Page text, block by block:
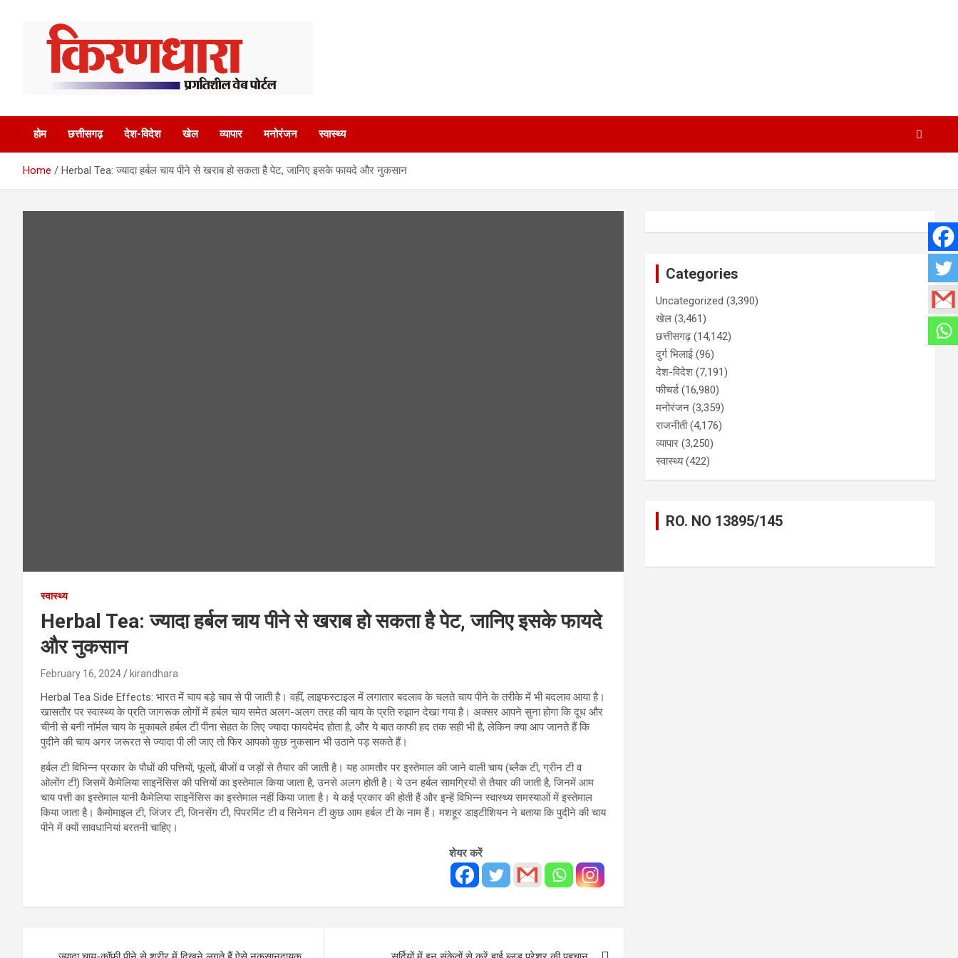
होम छत्तीसगढ़ देश-विदेश खेल व्यापार मनोरंजन स्वास्थ्य
Home Herbal Tea: ज्यादा हर्बल चाय पीने से खराब हो सकता है पेट, जानिए इसके फायदे और नुकसान
स्वास्थ्य
Herbal Tea: ज्यादा हर्बल चाय पीने से खराब हो सकता है पेट, जानिए इसके फायदे
और नुकसान
February 16, 2024 kirandhara
Herbal Tea Side Effects: भारत में चाय बड़े चाव से पी जाती है। वहीं, लाइफस्टाइल में लगातार बदलाव के चलते चाय पीने के तरीके में भी बदलाव आया है।
खासतौर पर स्वास्थ्य के प्रति जागरूक लोगों में हर्बल चाय समेत अलग-अलग तरह की चाय के प्रति रुझान देखा गया है। अक्सर आपने सुना होगा कि दूध और
चीनी से बनी नॉर्मल चाय के मुकाबले हर्बल टी पीना सेहत के लिए ज्यादा फायदेमंद होता है, और ये बात काफी हद तक सही भी है, लेकिन क्या आप जानते हैं कि
पुदीने की चाय अगर जरूरत से ज्यादा पी ली जाए तो फिर आपको कुछ नुकसान भी उठाने पड़ सकते हैं।
हर्बल टी विभिन्न प्रकार के पौधों की पत्तियों, फूलों, बीजों व जड़ों से तैयार की जाती है। यह आमतौर पर इस्तेमाल की जाने वाली चाय (ब्लैक टी, ग्रीन टी व
ओलोंग टी) जिसमें कैमेलिया साइनेंसिस की पत्तियों का इस्तेमाल किया जाता है, उनसे अलग होती है। ये उन हर्बल सामग्रियों से तैयार की जाती है, जिनमें आम
चाय पत्ती का इस्तेमाल यानी कैमेलिया साइनेंसिस का इस्तेमाल नहीं किया जाता है। ये कई प्रकार की होती हैं और इन्हें विभिन्न स्वास्थ्य समस्याओं में इस्तेमाल
किया जाता है। कैमोमाइल टी, जिंजर टी, जिनसेंग टी, पिपरमिंट टी व सिनेमन टी कुछ आम हर्बल टी के नाम हैं। मशहूर डाइटीशियन ने बताया कि पुदीने की चाय
पीने में क्यों सावधानियां बरतनी चाहिए।
शेयर करें
Categories
Uncategorized (3,390)
खेल (3,461)
छत्तीसगढ़(14,142)
दुर्ग भिलाई (96)
देश-विदेश (7,191)
फीचर्ड(16,980)
मनोरंजन (3,359)
राजनीती(4,176)
व्यापार (3,250)
स्वास्थ्य(422)
RO. NO 13895/145